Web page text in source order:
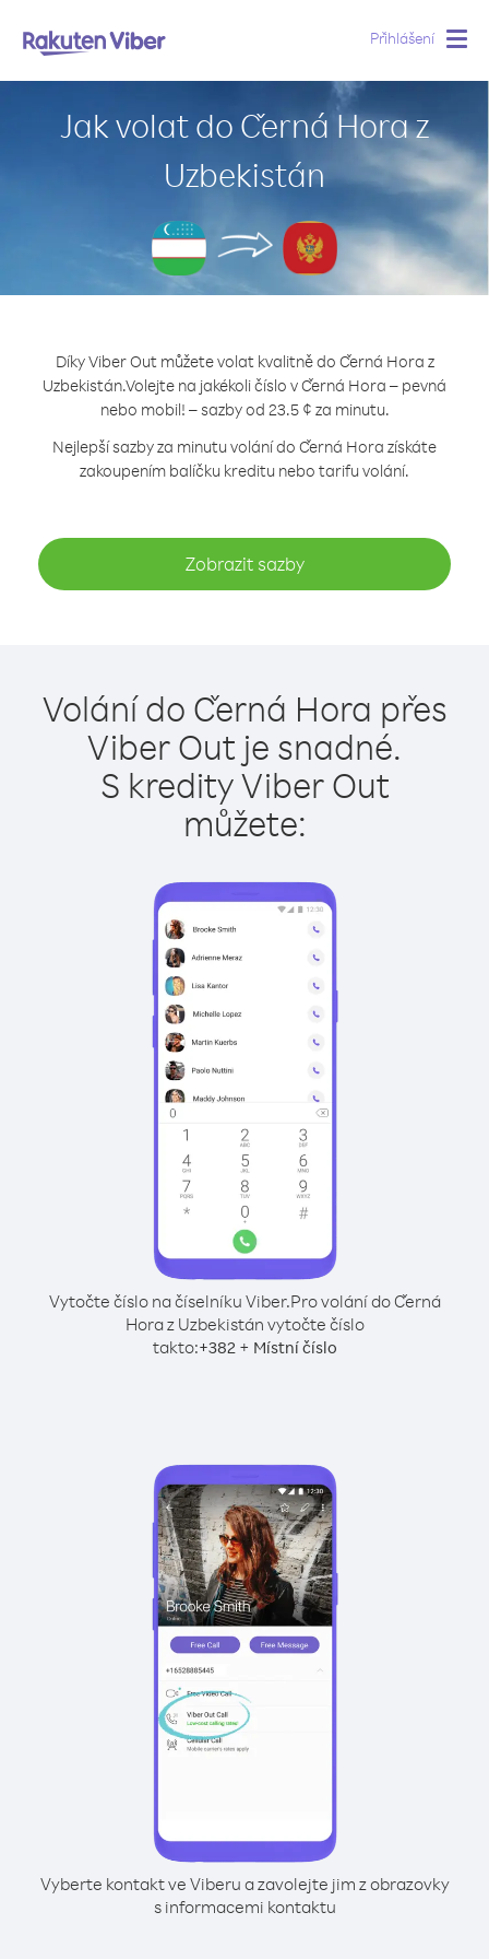
Přihlášení
Jak volat do Černá Hora z
Uzbekistán
Díky Viber Out můžete volat kvalitně do Černá Hora z
Uzbekistán.Volejte na jakékoli číslo v Černá Hora – pevná
nebo mobil! – sazby od 23.5 ¢ za minutu.
Nejlepší sazby za minutu volání do Černá Hora získáte
zakoupením balíčku kreditu nebo tarifu volání.
Zobrazit sazby
Volání do Černá Hora přes
Viber Out je snadné.
S kredity Viber Out
můžete:
Vytočte číslo na číselníku Viber.Pro volání do Černá
Hora z Uzbekistán vytočte číslo
takto:+382+ Místní číslo
Vyberte kontakt ve Viberu a zavolejte jim z obrazovky
s informacemi kontaktu